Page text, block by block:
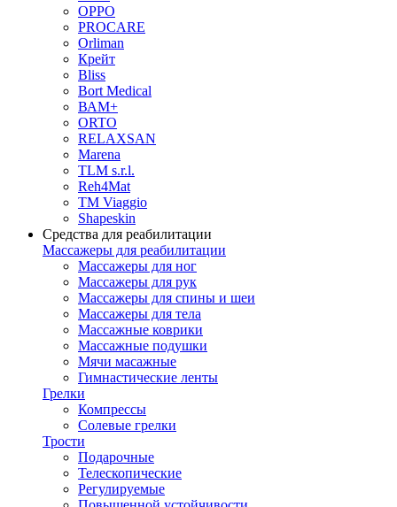
OPPO
PROCARE
Orliman
Крейт
Bliss
Bort Medical
ВАМ+
ORTO
RELAXSAN
Marena
TLM s.r.l.
Reh4Mat
TM Viaggio
Shapeskin
Средства для реабилитации
Массажеры для реабилитации
Массажеры для ног
Массажеры для рук
Массажеры для спины и шеи
Массажеры для тела
Массажные коврики
Массажные подушки
Мячи масажные
Гимнастические ленты
Грелки
Компрессы
Солевые грелки
Трости
Подарочные
Телескопические
Регулируемые